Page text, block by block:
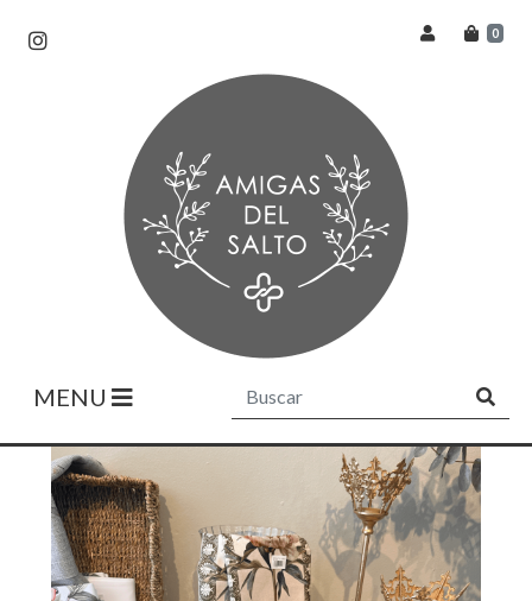
0
MENU